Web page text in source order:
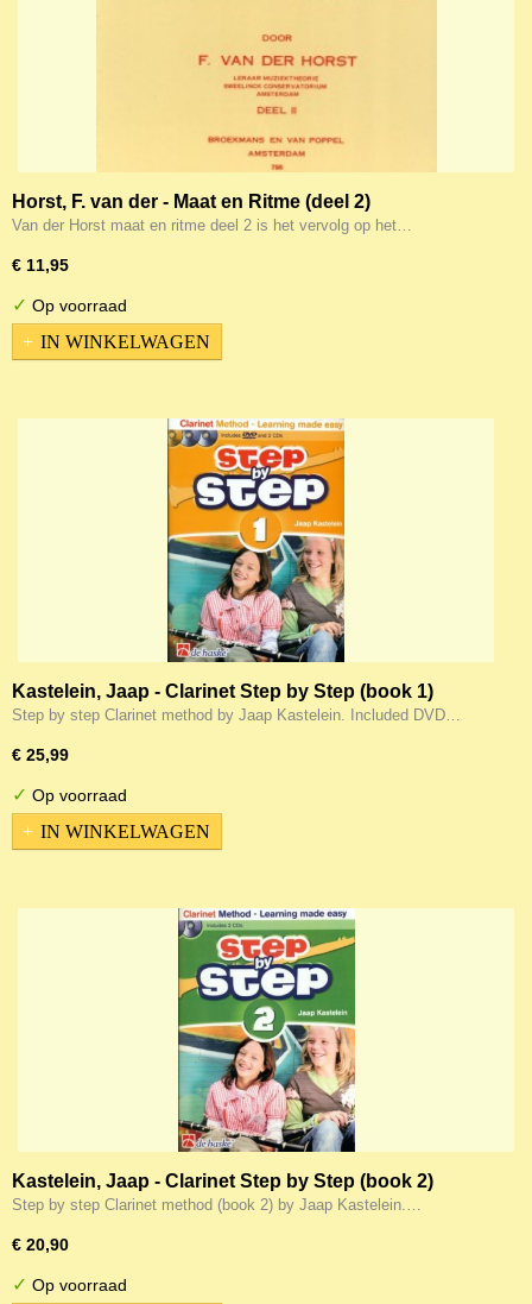
Horst, F. van der - Maat en Ritme (deel 2)
Van der Horst maat en ritme deel 2 is het vervolg op het…
€ 11,95
✓ Op voorraad
IN WINKELWAGEN
Kastelein, Jaap - Clarinet Step by Step (book 1)
Step by step Clarinet method by Jaap Kastelein. Included DVD…
€ 25,99
✓ Op voorraad
IN WINKELWAGEN
Kastelein, Jaap - Clarinet Step by Step (book 2)
Step by step Clarinet method (book 2) by Jaap Kastelein.…
€ 20,90
✓ Op voorraad